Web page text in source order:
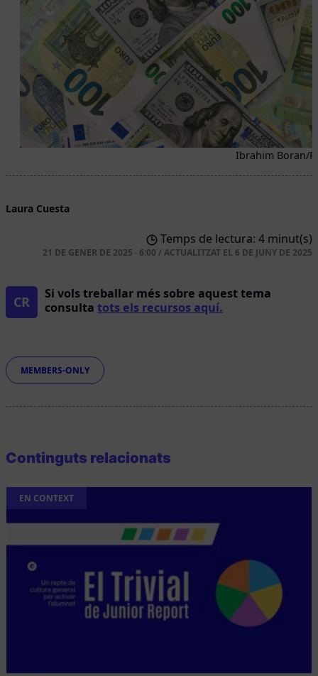
Ibrahim Boran/
Laura Cuesta
Temps de lectura: 4 minut(s)
21 DE GENER DE 2025 · 6:00 /ACTUALITZAT EL 6 DE JUNY DE 2025
CR
Si vols treballar més sobre aquest tema
consulta tots els recursos aquí.
Etiquetes
MEMBERS-ONLY
Continguts relacionats
EN CONTEXT